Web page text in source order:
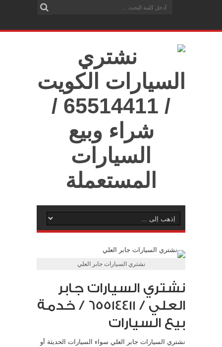
نشتري السيارات جابر العلي
نشتري السيارات جابر
العلي / 65514411 / خدمة
بيع السيارات
نشتري السيارات جابر العلي سواء السيارات الحديثة أو